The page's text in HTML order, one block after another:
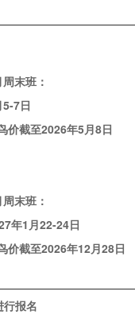
末班：
5-7日
价截至2026年5月8日
周末班：
年1 月22-24日
价截至2026年12月28日
行报名